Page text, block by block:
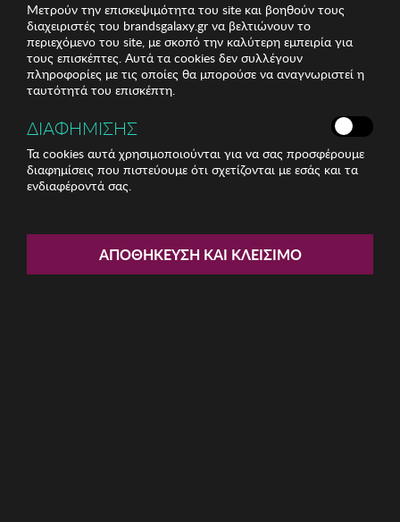
Ανδρική Μπλούζα BISTON
Μετρούν την επισκεψιμότητα του site και βοηθούν τους
διαχειριστές του brandsgalaxy.gr να βελτιώνουν το
περιεχόμενο του site, με σκοπό την καλύτερη εμπειρία για
τους επισκέπτες. Αυτά τα cookies δεν συλλέγουν
πληροφορίες με τις οποίες θα μπορούσε να αναγνωριστεί η
ταυτότητά του επισκέπτη.
ΔΙΑΦΗΜΙΣΗΣ
Τα cookies αυτά χρησιμοποιούνται για να σας προσφέρουμε
διαφημίσεις που πιστεύουμε ότι σχετίζονται με εσάς και τα
ενδιαφέροντά σας.
ΑΠΟΘΉΚΕΥΣΗ ΚΑΙ ΚΛΕΊΣΙΜΟ